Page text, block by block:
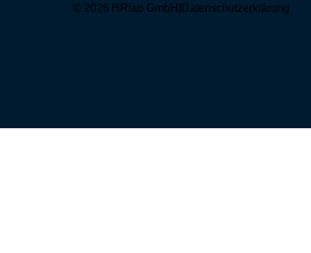
© 2026 HRlab GmbH Datenschutzerklärung